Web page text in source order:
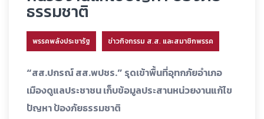
ธรรมชาติ
พรรคพลังประชารัฐ ข่าวกิจกรรม ส.ส. และสมาชิกพรรค
“สส.ปกรณ์ สส.พปชร.” รุดเข้าพื้นที่อุทกภัยอำเภอ
เมืองดูแลประชาชน เก็บข้อมูลประสานหน่วยงานแก้ไข
ปัญหา ป้องภัยธรรมชาติ